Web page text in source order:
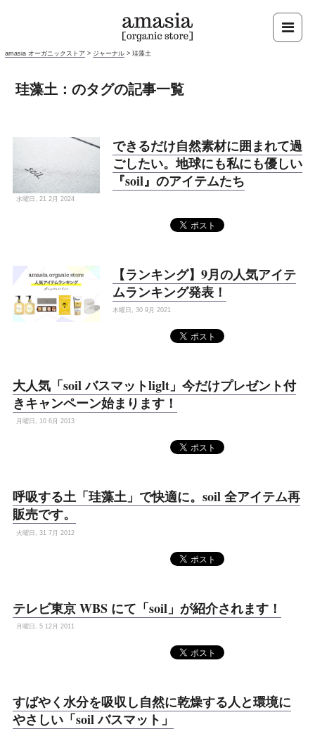
amasia オーガニックストア > ジャーナル >珪藻土
珪藻土：のタグの記事一覧
できるだけ自然素材に囲まれて過
ごしたい。地球にも私にも優しい
『soil』のアイテムたち
水曜日, 21 2月 2024
【ランキング】9月の人気アイテ
ムランキング発表！
木曜日, 30 9月 2021
大人気「soil バスマットliglt」今だけプレゼント付
きキャンペーン始まります！
月曜日, 10 6月 2013
呼吸する土「珪藻土」で快適に。soil 全アイテム再
販売です。
火曜日, 31 7月 2012
テレビ東京 WBS にて「soil」が紹介されます！
月曜日, 5 12月 2011
すばやく水分を吸収し自然に乾燥する人と環境に
やさしい「soil バスマット」